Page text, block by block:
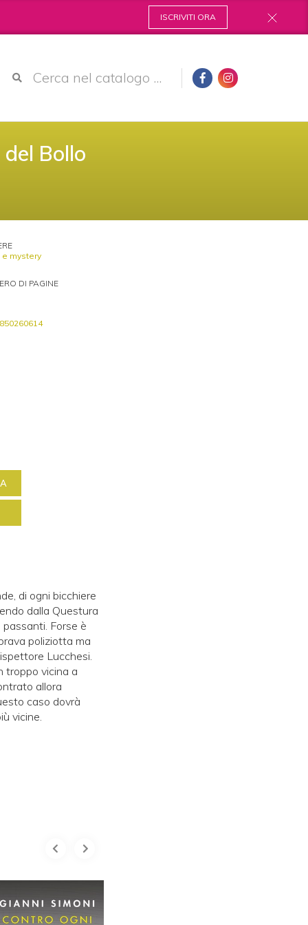
ISCRIVITI ORA
Bollo
e mystery
DI PAGINE
di ogni bicchiere
dalla Questura
Forse è
poliziotta ma
Lucchesi.
troppo vicina a
allora
caso dovrà
vicine.